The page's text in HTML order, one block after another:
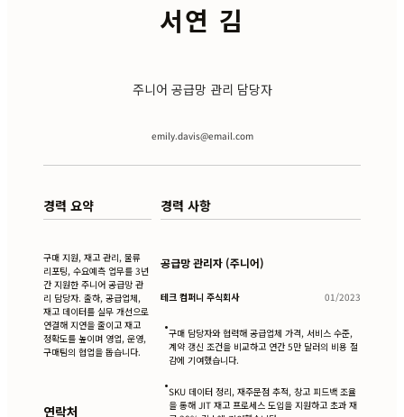
서연 김
주니어 공급망 관리 담당자
emily.davis@email.com
경력 요약
구매 지원, 재고 관리, 물류
리포팅, 수요예측 업무를 3년
간 지원한 주니어 공급망 관
리 담당자. 출하, 공급업체,
재고 데이터를 실무 개선으로
연결해 지연을 줄이고 재고
정확도를 높이며 영업, 운영,
구매팀의 협업을 돕습니다.
연락처
경력 사항
공급망 관리자 (주니어)
테크 컴퍼니 주식회사 01/2023
•구매 담당자와 협력해 공급업체 가격, 서비스 수준,
계약 갱신 조건을 비교하고 연간 5만 달러의 비용 절
감에 기여했습니다.
•SKU 데이터 정리, 재주문점 추적, 창고 피드백 조율
을 통해 JIT 재고 프로세스 도입을 지원하고 초과 재